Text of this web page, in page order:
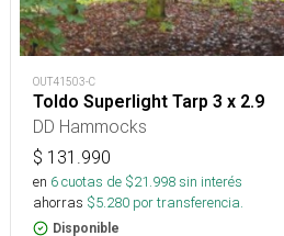
OUT41503-C
Toldo Superlight Tarp 3 x 2.9
DD Hammocks
$ 131.990
en 6cuotas de $21.998sin interés
ahorras $5.280 por transferencia.
Disponible